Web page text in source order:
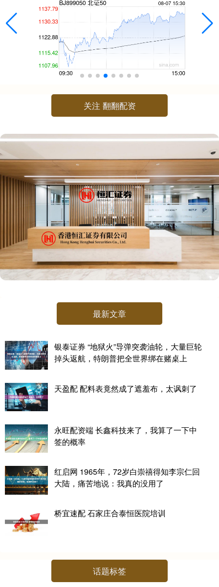
关注 翻翻配资
最新文章
银泰证券 “地狱火”导弹突袭油轮，大量巨轮
掉头返航，特朗普把全世界绑在赌桌上
天盈配 配料表竟然成了遮羞布，太讽刺了
永旺配资端 长鑫科技来了，我算了一下中
签的概率
红启网 1965年，72岁白崇禧得知李宗仁回
大陆，痛苦地说：我真的没用了
桥宜速配 石家庄合泰恒医院培训
话题标签